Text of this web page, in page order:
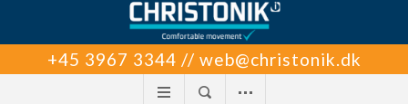
+45 3967 3344 // web@christonik.dk